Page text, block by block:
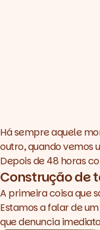
Há sempre aquele
outro, quando vemos
Depois de 48 horas
Construção de
A primeira coisa que
Estamos a falar de
que denuncia